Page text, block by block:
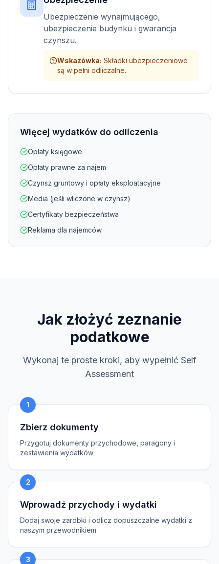
Ubezpieczenie wynajmującego,
ubezpieczenie budynku i gwarancja
czynszu.
Wskazówka: Składki ubezpieczeniowe
są w pełni odliczalne.
Więcej wydatków do odliczenia
Opłaty księgowe
Opłaty prawne za najem
Czynsz gruntowy i opłaty eksploatacyjne
Media (jeśli wliczone w czynsz)
Certyfikaty bezpieczeństwa
Reklama dla najemców
Jak złożyć zeznanie
podatkowe
Wykonaj te proste kroki, aby wypełnić Self
Assessment
1
Zbierz dokumenty
Przygotuj dokumenty przychodowe, paragony i
zestawienia wydatków
2
Wprowadź przychody i wydatki
Dodaj swoje zarobki i odlicz dopuszczalne wydatki z
naszym przewodnikiem
3